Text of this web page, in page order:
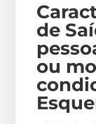
de
ou